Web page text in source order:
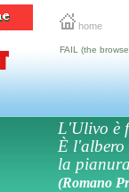
home
FAIL (the
L'Ulivo è
È l'albero
la
(Romano